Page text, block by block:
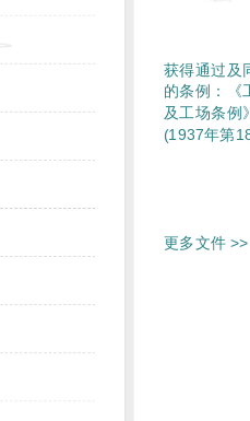
获得通过及
的条例：《
及工场条例》
(1937年第
更多文件 >>